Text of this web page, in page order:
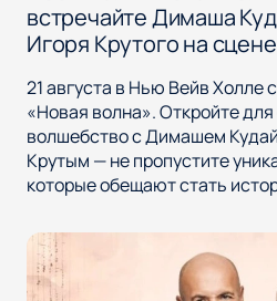
встречайте Димаша
Игоря Крутого на
21 августа в Нью Вейв Холле
«Новая волна». Откройте
волшебство с Димашем
Крутым — не пропустите
которые обещают стать